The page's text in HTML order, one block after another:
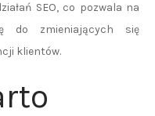
SEO, co pozwala na
do zmieniających się
klientów.